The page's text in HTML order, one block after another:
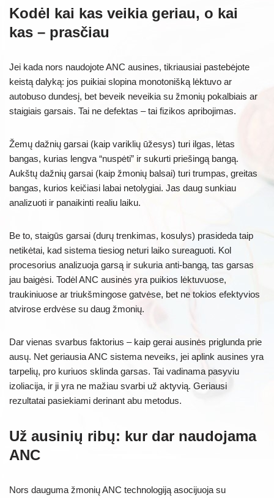
Kodėl kai kas veikia geriau, o kai
kas – prasčiau
Jei kada nors naudojote ANC ausines, tikriausiai pastebėjote
keistą dalyką: jos puikiai slopina monotonišką lėktuvo ar
autobuso dundesį, bet beveik neveikia su žmonių pokalbiais ar
staigiais garsais. Tai ne defektas – tai fizikos apribojimas.
Žemų dažnių garsai (kaip variklių ūžesys) turi ilgas, lėtas
bangas, kurias lengva “nuspėti” ir sukurti priešingą bangą.
Aukštų dažnių garsai (kaip žmonių balsai) turi trumpas, greitas
bangas, kurios keičiasi labai netolygiai. Jas daug sunkiau
analizuoti ir panaikinti realiu laiku.
Be to, staigūs garsai (durų trenkimas, kosulys) prasideda taip
netikėtai, kad sistema tiesiog neturi laiko sureaguoti. Kol
procesorius analizuoja garsą ir sukuria anti-bangą, tas garsas
jau baigėsi. Todėl ANC ausinės yra puikios lėktuvuose,
traukiniuose ar triukšmingose gatvėse, bet ne tokios efektyvios
atvirose erdvėse su daug žmonių.
Dar vienas svarbus faktorius – kaip gerai ausinės priglunda prie
ausų. Net geriausia ANC sistema neveiks, jei aplink ausines yra
tarpelių, pro kuriuos sklinda garsas. Tai vadinama pasyviu
izoliacija, ir ji yra ne mažiau svarbi už aktyvią. Geriausi
rezultatai pasiekiami derinant abu metodus.
Už ausinių ribų: kur dar naudojama
ANC
Nors dauguma žmonių ANC technologiją asocijuoja su